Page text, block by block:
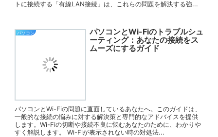
トに接続する「有線LAN接続」は、これらの問題を解決する強...
パソコン
パソコンとWi-Fiのトラブルシュ
ーティング：あなたの接続をス
ムーズにするガイド
パソコンとWi-Fiの問題に直面しているあなたへ。このガイドは、
一般的な接続の悩みに対する解決策と専門的なアドバイスを提供
します。Wi-Fiの切断や接続不良に悩むあなたのために、わかりや
すく解説します。 Wi-Fiが表示されない時の対処法...